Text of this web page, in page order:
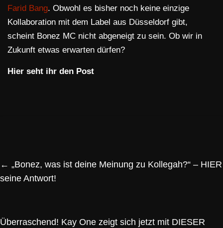
Farid Bang. Obwohl es bisher noch keine einzige
Kollaboration mit dem Label aus Düsseldorf gibt,
scheint Bonez MC nicht abgeneigt zu sein. Ob wir in
Zukunft etwas erwarten dürfen?
Hier seht ihr den Post
← „Bonez, was ist deine Meinung zu Kollegah?“ – HIER
seine Antwort!
Überraschend! Kay One zeigt sich jetzt mit DIESER